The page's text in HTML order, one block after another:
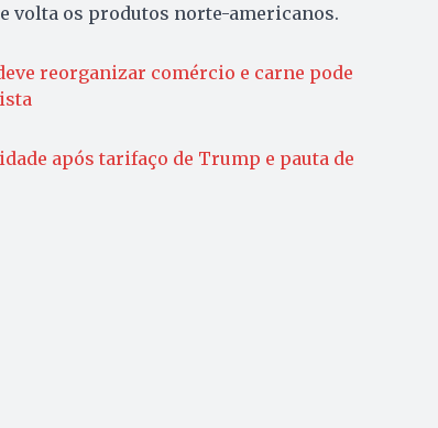
volta os produtos norte-americanos.
reorganizar comércio e carne pode
após tarifaço de Trump e pauta de